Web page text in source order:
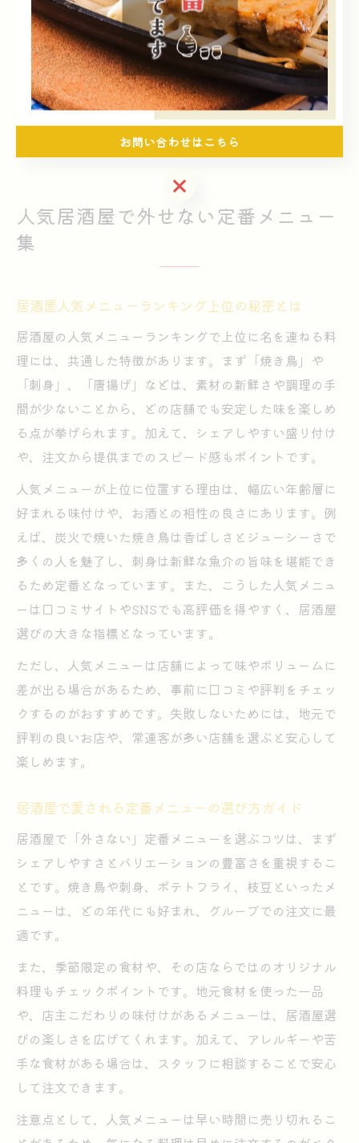
ューや季節の食材を使った料理は、リピーターの楽しみ
の一つです。
利用時の注意点として、人気店は混雑が予想されるた
め、ネット予約や事前の空席確認が推奨されます。自分
の目的や好みに合った居酒屋を選ぶことで、満足度の高
い時間を過ごすことができるでしょう。
人気居酒屋で外せない定番メニュー
集
居酒屋人気メニューランキング上位の秘密とは
居酒屋の人気メニューランキングで上位に名を連ねる料
理には、共通した特徴があります。まず「焼き鳥」や
「刺身」、「唐揚げ」などは、素材の新鮮さや調理の手
間が少ないことから、どの店舗でも安定した味を楽しめ
る点が挙げられます。加えて、シェアしやすい盛り付け
や、注文から提供までのスピード感もポイントです。
人気メニューが上位に位置する理由は、幅広い年齢層に
好まれる味付けや、お酒との相性の良さにあります。例
えば、炭火で焼いた焼き鳥は香ばしさとジューシーさで
多くの人を魅了し、刺身は新鮮な魚介の旨味を堪能でき
るため定番となっています。また、こうした人気メニュ
ーは口コミサイトやSNSでも高評価を得やすく、居酒屋
選びの大きな指標となっています。
ただし、人気メニューは店舗によって味やボリュームに
差が出る場合があるため、事前に口コミや評判をチェッ
クするのがおすすめです。失敗しないためには、地元で
評判の良いお店や、常連客が多い店舗を選ぶと安心して
楽しめます。
居酒屋で愛される定番メニューの選び方ガイド
居酒屋で「外さない」定番メニューを選ぶコツは、まず
シェアしやすさとバリエーションの豊富さを重視するこ
とです。焼き鳥や刺身、ポテトフライ、枝豆といったメ
ニューは、どの年代にも好まれ、グループでの注文に最
適です。
また、季節限定の食材や、その店ならではのオリジナル
料理もチェックポイントです。地元食材を使った一品
や、店主こだわりの味付けがあるメニューは、居酒屋選
びの楽しさを広げてくれます。加えて、アレルギーや苦
手な食材がある場合は、スタッフに相談することで安心
して注文できます。
注意点として、人気メニューは早い時間に売り切れるこ
お問い合わせはこちら
お問い合わせはこちら